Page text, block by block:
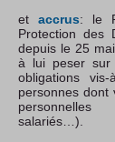
et accrus: le
Protection des
depuis le 25
à lui peser sur
obligations
personnes dont
salariés…).